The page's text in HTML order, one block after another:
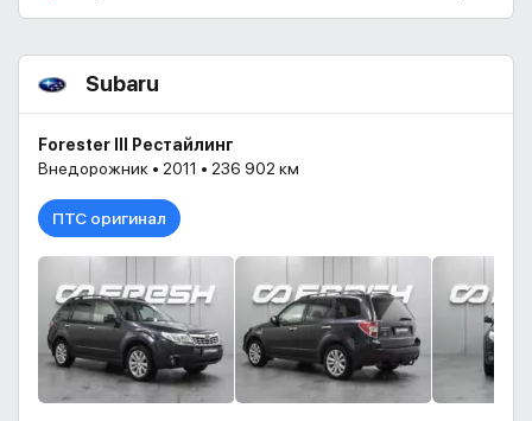
Subaru
Forester III Рестайлинг
Внедорожник • 2011 • 236 902 км
ПТС оригинал